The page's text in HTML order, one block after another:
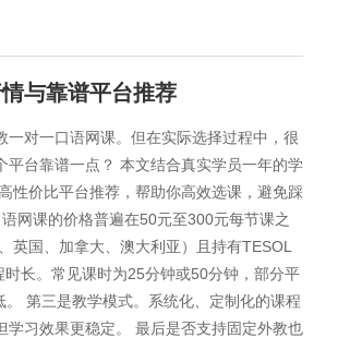
与靠谱平台推荐
对一口语网课。但在实际选择过程中，很
台靠谱一点？ 本文结合真实学员一年的学
性价比平台推荐，帮助你高效选课，避免踩
网课的价格普遍在50元至300元每节课之
英国、加拿大、澳大利亚）且持有TESOL
长。常见课时为25分钟或50分钟，部分平
第三是教学模式。系统化、定制化的课程
学习效果更稳定。 最后是否支持固定外教也